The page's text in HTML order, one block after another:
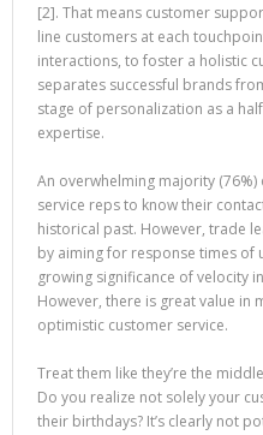
[2]. That means customer
line customers at each
interactions, to foster a holistic
separates successful brands
stage of personalization as a
expertise.
An overwhelming majority
service reps to know their
historical past. However, trade
by aiming for response times of
growing significance of velocity
However, there is great value in
optimistic customer service.
Treat them like they’re the
Do you realize not solely your
their birthdays? It’s clearly not